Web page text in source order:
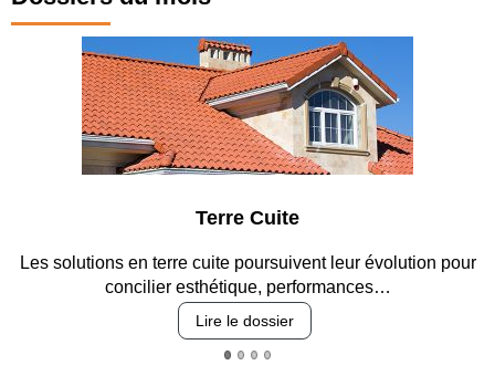
Terre Cuite
Les solutions en terre cuite poursuivent leur évolution pour
concilier esthétique, performances…
Lire le dossier